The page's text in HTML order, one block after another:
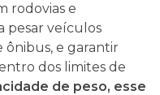
rodovias e
pesar veículos
ônibus, e garantir
dos limites de
de peso, esse